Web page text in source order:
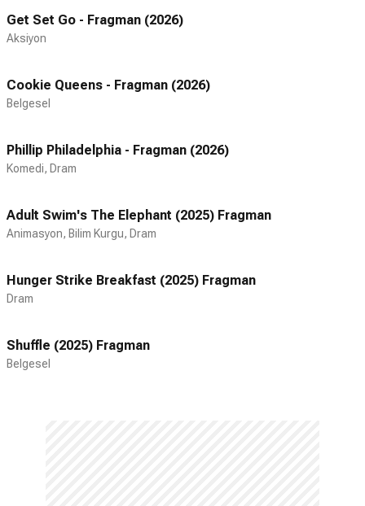
Get Set Go - Fragman (2026)
Aksiyon
Cookie Queens - Fragman (2026)
Belgesel
Phillip Philadelphia - Fragman (2026)
Komedi, Dram
Adult Swim's The Elephant (2025) Fragman
Animasyon, Bilim Kurgu, Dram
Hunger Strike Breakfast (2025) Fragman
Dram
Shuffle (2025) Fragman
Belgesel